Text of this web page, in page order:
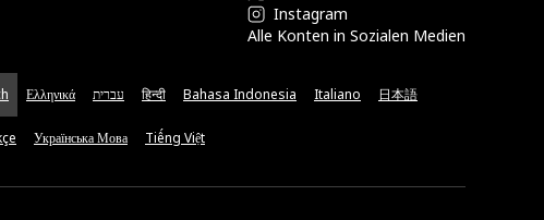
Instagram
Alle Konten in Sozialen Medien
Ελληνικά עברית हिन्दी Bahasa Indonesia Italiano 日本語
Українська Мова Tiếng Việt